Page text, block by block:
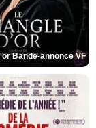
Bande-annonce VF